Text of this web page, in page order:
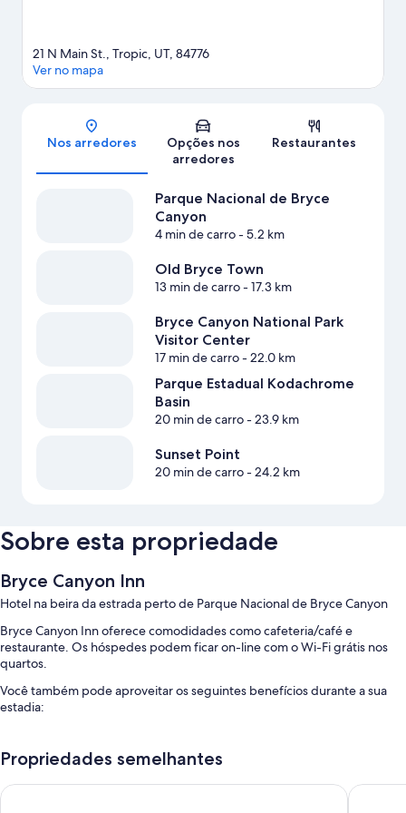
Mapa
21 N Main St., Tropic, UT, 84776
Ver no mapa
Nos arredores
Opções nos
arredores
Restaurantes
Parque Nacional de Bryce
Canyon
4 min de carro- 5.2 km
Old Bryce Town
13 min de carro- 17.3 km
Bryce Canyon National Park
Visitor Center
17 min de carro- 22.0 km
Parque Estadual Kodachrome
Basin
20 min de carro- 23.9 km
Sunset Point
20 min de carro- 24.2 km
Sobre esta propriedade
Bryce Canyon Inn
Hotel na beira da estrada perto de Parque Nacional de Bryce Canyon
Bryce Canyon Inn oferece comodidades como cafeteria/café e
restaurante. Os hóspedes podem ficar on-line com o Wi-Fi grátis nos
quartos.
Você também pode aproveitar os seguintes benefícios durante a sua
estadia:
Posto de recarga para carros elétricos, áreas para não fumantes e TV
Propriedades semelhantes
Best Western Plus Ruby's Inn Bryce